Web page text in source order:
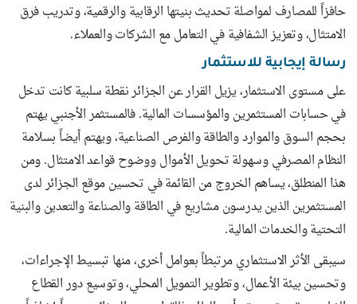
حافزاً للمصارف لمواصلة تحديث بنيتها الرقابية والرقمية، وتدريب فرق
الامتثال، وتعزيز الشفافية في التعامل مع الشركات والعملاء.
رسالة إيجابية للاستثمار
على مستوى الاستثمار، يزيل القرار عن الجزائر نقطة سلبية كانت تدخل
في حسابات المستثمرين والمؤسسات المالية. فالمستثمر الأجنبي يهتم
بحجم السوق والموارد والطاقة والفرص الصناعية، ويهتم أيضاً بسلامة
النظام المصرفي وسهولة تحويل الأموال ووضوح قواعد الامتثال. ومن
هذا المنطلق، يساهم الخروج من القائمة في تحسين موقع الجزائر لدى
المستثمرين الذين يدرسون مشاريع في الطاقة والصناعة والتعدين والبنية
التحتية والخدمات المالية.
سيبقى الأثر الاستثماري مرتبطاً بعوامل أخرى، منها تبسيط الإجراءات،
وتحسين بيئة الأعمال، وتطوير التمويل المحلي، وتوسيع دور القطاع